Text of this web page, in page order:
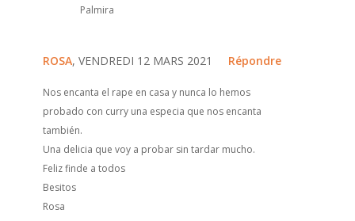
Palmira
ROSA, VENDREDI 12 MARS 2021 Répondre
Nos encanta el rape en casa y nunca lo hemos
probado con curry una especia que nos encanta
también.
Una delicia que voy a probar sin tardar mucho.
Feliz finde a todos
Besitos
Rosa